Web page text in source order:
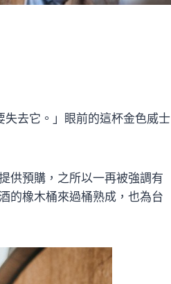
去它。」眼前的這杯金色威士
供預購，之所以一再被強調有
的橡木桶來過桶熟成，也為台